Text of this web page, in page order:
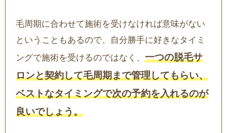
毛周期に合わせて施術を受けなければ意味がない
ということもあるので、自分勝手に好きなタイミ
ングで施術を受けるのではなく、 一つの脱毛サ
ロンと契約して毛周期まで管理してもらい、
ベストなタイミングで次の予約を入れるのが
良いでしょう。